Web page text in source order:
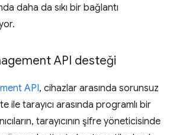
daha da sıkı bir bağlantı
API desteği
API, cihazlar arasında sorunsuz
ile tarayıcı arasında programlı bir
tarayıcının şifre yöneticisinde